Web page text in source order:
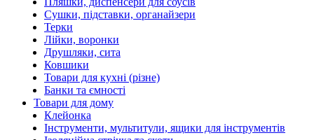
Сушки, підставки, органайзери
Терки
Лійки, воронки
Друшляки, сита
Ковшики
Товари для кухні (різне)
Банки та ємності
Товари для дому
Клейонка
Інструменти, мультитули, ящики для інструментів